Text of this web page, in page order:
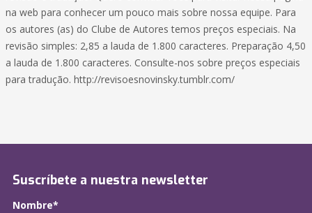
na web para conhecer um pouco mais sobre nossa equipe. Para
os autores (as) do Clube de Autores temos preços especiais. Na
revisão simples: 2,85 a lauda de 1.800 caracteres. Preparação 4,50
a lauda de 1.800 caracteres. Consulte-nos sobre preços especiais
para tradução. http://revisoesnovinsky.tumblr.com/
Suscríbete a nuestra newsletter
Nombre*